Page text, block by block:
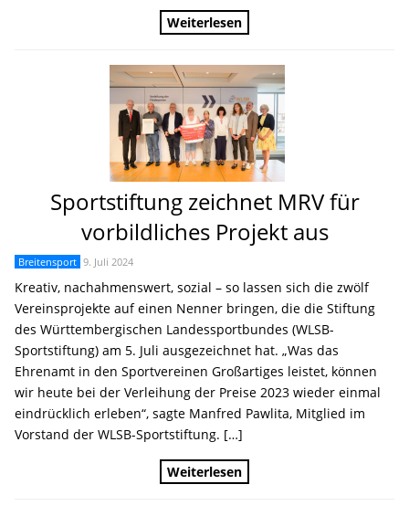
Weiterlesen
Sportstiftung zeichnet MRV für
vorbildliches Projekt aus
Breitensport 9. Juli 2024
Kreativ, nachahmenswert, sozial – so lassen sich die zwölf
Vereinsprojekte auf einen Nenner bringen, die die Stiftung
des Württembergischen Landessportbundes (WLSB-
Sportstiftung) am 5. Juli ausgezeichnet hat. „Was das
Ehrenamt in den Sportvereinen Großartiges leistet, können
wir heute bei der Verleihung der Preise 2023 wieder einmal
eindrücklich erleben“, sagte Manfred Pawlita, Mitglied im
Vorstand der WLSB-Sportstiftung. […]
Weiterlesen